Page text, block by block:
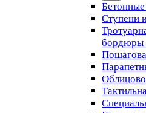
Ступени
бордюры